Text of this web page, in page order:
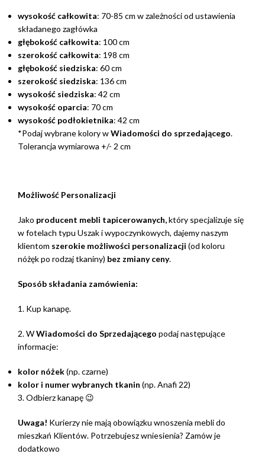
wysokość całkowita: 70-85 cm w zależności od ustawienia
składanego zagłówka
głębokość całkowita: 100 cm
szerokość całkowita: 198 cm
głębokość siedziska: 60 cm
szerokość siedziska: 136 cm
wysokość siedziska: 42 cm
wysokość oparcia: 70 cm
wysokość podłokietnika: 42 cm
*Podaj wybrane kolory wWiadomości do sprzedającego.
Tolerancja wymiarowa +/- 2 cm
Możliwość Personalizacji
Jako producent mebli tapicerowanych,który specjalizuje się
w fotelach typu Uszak i wypoczynkowych, dajemy naszym
klientom szerokie możliwości personalizacji (od koloru
nóżęk po rodzaj tkaniny) bez zmiany ceny.
Sposób składania zamówienia:
1. Kup kanapę.
2. WWiadomości do Sprzedającego podaj następujące
informacje:
kolor nóżek(np. czarne)
kolor i numer wybranych tkanin (np. Anafi 22)
3. Odbierz kanapę 😉
Uwaga! Kurierzy nie mają obowiązku wnoszenia mebli do
mieszkań Klientów. Potrzebujesz wniesienia? Zamów je
dodatkowo